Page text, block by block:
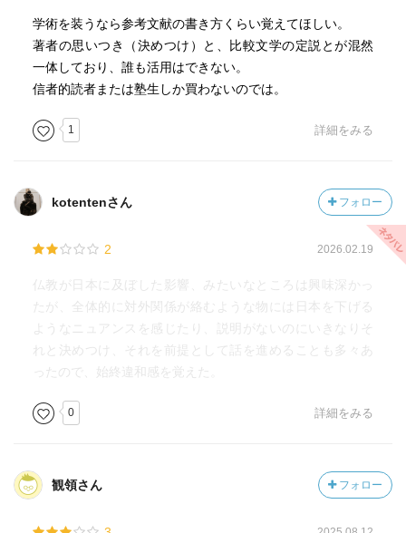
学術を装うなら参考文献の書き方くらい覚えてほしい。
著者の思いつき（決めつけ）と、比較文学の定説とが混然
一体しており、誰も活用はできない。
信者的読者または塾生しか買わないのでは。
1 詳細をみる
kotentenさん フォロー
2 2026.02.19
仏教が日本に及ぼした影響、みたいなところは興味深かっ
たが、全体的に対外関係が絡むような物には日本を下げる
ようなニュアンスを感じたり、説明がないのにいきなりそ
れと決めつけ、それを前提として話を進めることも多々あ
ったので、始終違和感を覚えた。
0 詳細をみる
観領さん フォロー